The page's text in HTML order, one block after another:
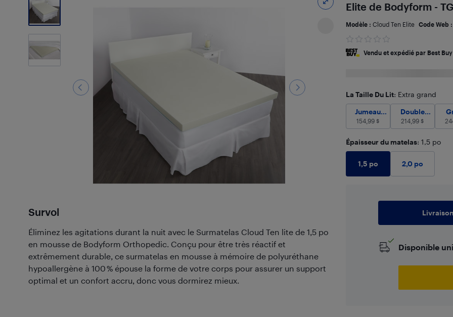
Survol
Éliminez les agitations durant la nuit avec le Surmatelas Cloud Ten lite de 1,5 po
en mousse de Bodyform Orthopedic. Conçu pour être très réactif et
extrêmement durable, ce surmatelas en mousse à mémoire de polyuréthane
hypoallergène à 100 % épouse la forme de votre corps pour assurer un support
optimal et un confort accru, donc vous dormirez mieux.
Elite de Bodyform -
Modèle : Cloud Ten Elite Code Web :
Vendu et expédié par Best Buy
La Taille Du Lit: Extra grand
Jumeau (Simple)
154,99
Jumeau
(Simple)
154,99 $
Double
Double
(Pleine
grandeur)
214,99 $
Épaisseur du matelas: 1,5 po
1,5 po 2,0 po
Livraison
Disponible